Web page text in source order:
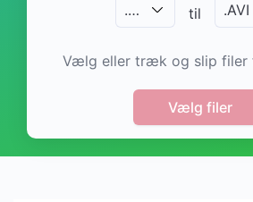
.… til .AVI
Vælg eller træk og slip filer
Vælg filer